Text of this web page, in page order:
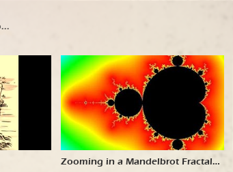
Zooming in a Mandelbrot Fractal